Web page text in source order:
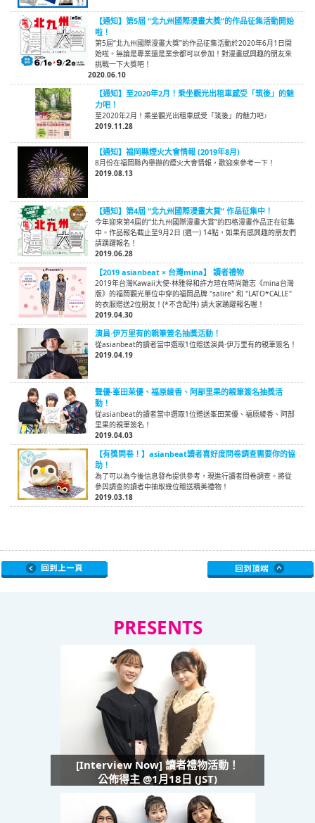
【通知】第5屆 “北九州國際漫畫大獎”的作品征集活動開始
啦！
第5屆“北九州國際漫畫大獎”的作品征集活動於2020年6月1日開
始啦。無論是專業還是業余都可以參加！對漫畫感興趣的朋友來
挑戰一下大獎吧！
2020.06.10
【通知】至2020年2月！乘坐觀光出租車感受「筑後」的魅
力吧！
至2020年2月！乘坐觀光出租車感受「筑後」的魅力吧♪
2019.11.28
【通知】福岡縣煙火大會情報 (2019年8月)
8月份在福岡縣內舉辦的煙火大會情報，歡迎來參考一下！
2019.08.13
【通知】第4屆 “北九州國際漫畫大賞” 作品征集中！
今年迎來第4屆的“北九州國際漫畫大賞”的四格漫畫作品正在征集
中。作品報名截止至9月2日 (週一) 14點，如果有感興趣的朋友們
請踴躍報名！
2019.06.28
【2019 asianbeat × 台灣mina】 讀者禮物
2019年台灣Kawaii大使·林雅得和許方瑄在時尚雜志《mina台灣
版》的福岡觀光單位中穿的福岡品牌 "salire" 和 "LATO*CALLE"
的衣服贈送2位朋友！(*不含配件) 請大家踴躍報名喔！
2019.04.30
演員·伊万里有的親筆簽名抽獎活動！
從asianbeat的讀者當中選取1位贈送演員·伊万里有的親筆簽名！
2019.04.19
聲優·峯田茉優、福原綾香、阿部里果的親筆簽名抽獎活
動！
從asianbeat的讀者當中選取1位贈送峯田茉優、福原綾香、阿部
里果的親筆簽名！
2019.04.03
【有獎問卷！】asianbeat讀者喜好度問卷調查需要你的協
助！
為了可以為今後信息發布提供參考，現進行讀者問卷調查。將從
參與調查的讀者中抽取幾位贈送精美禮物！
2019.03.18
PRESENTS
[Interview Now] 讀者禮物活動！
公佈得主 @1月18日 (JST)